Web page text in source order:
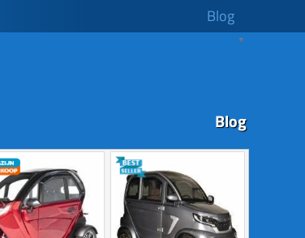
Blog
Blog